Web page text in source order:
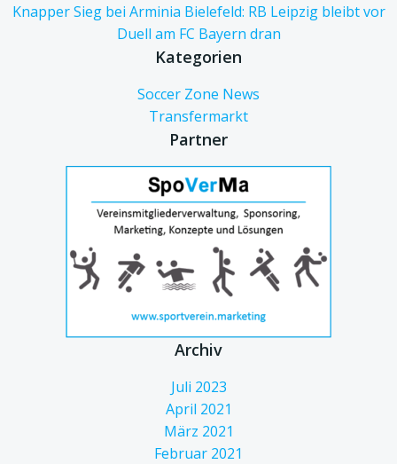
Knapper Sieg bei Arminia Bielefeld: RB Leipzig bleibt vor
Duell am FC Bayern dran
Kategorien
Soccer Zone News
Transfermarkt
Partner
Archiv
Juli 2023
April 2021
März 2021
Februar 2021